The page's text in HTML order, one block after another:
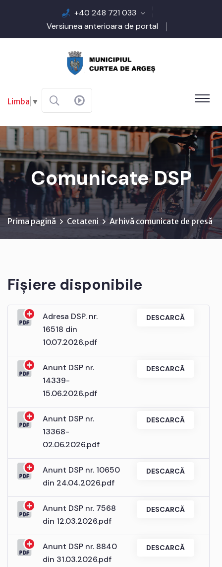
+40 248 721 033
Versiunea anterioara de portal
Limba ▼
Comunicate DSP
Prima pagină Cetateni Arhivă comunicate de presă
Fișiere disponibile
Adresa DSP. nr.
16518 din
10.07.2026.pdf
DESCARCĂ
Anunt DSP nr.
14339-
15.06.2026.pdf
DESCARCĂ
Anunt DSP nr.
13368-
02.06.2026.pdf
DESCARCĂ
Anunt DSP nr. 10650
din 24.04.2026.pdf
DESCARCĂ
Anunt DSP nr. 7568
din 12.03.2026.pdf
DESCARCĂ
Anunt DSP nr. 8840
din 31.03.2026.pdf
DESCARCĂ